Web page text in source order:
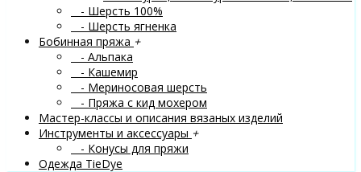
- Шерсть 100%
- Шерсть ягненка
Бобинная пряжа +
- Альпака
- Кашемир
- Мериносовая шерсть
- Пряжа с кид мохером
Мастер-классы и описания вязаных изделий
Инструменты и аксессуары +
- Конусы для пряжи
Одежда TieDye